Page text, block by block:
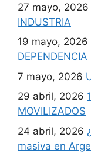
27 mayo, 2026
INDUSTRIA
19 mayo, 2026
DEPENDENCIA
7 mayo, 2026
29 abril, 2026
MOVILIZADOS
24 abril, 2026
masiva en